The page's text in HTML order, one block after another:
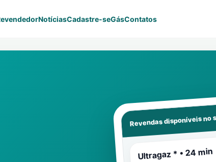
NotíciasCadastre-seGásContatos
Revendas disponíveis no
Ultragaz * • 24 min